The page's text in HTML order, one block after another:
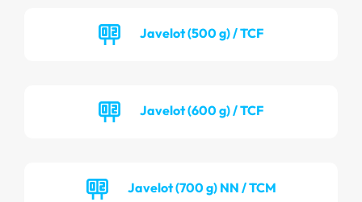
Javelot (500 g) / TCF
Javelot (600 g) / TCF
Javelot (700 g) NN / TCM